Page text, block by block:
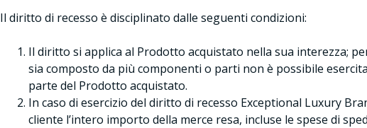
Il diritto di recesso è disciplinato dalle seguenti condizioni:
Il diritto si applica al Prodotto acquistato nella sua interezza;
sia composto da più componenti o parti non è possibile
parte del Prodotto acquistato.
In caso di esercizio del diritto di recesso Exceptional Luxury
cliente l’intero importo della merce resa, incluse le spese di